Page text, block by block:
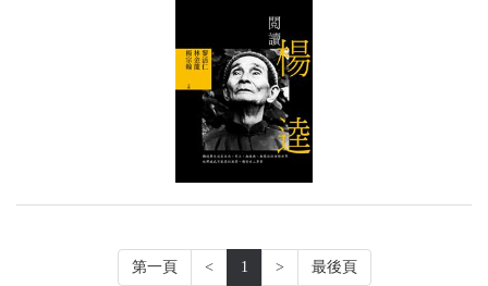
第一頁 < 1 > 最後頁